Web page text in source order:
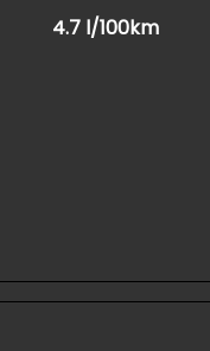
4.7 l/100km